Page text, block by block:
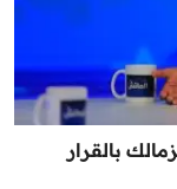
بالقرار